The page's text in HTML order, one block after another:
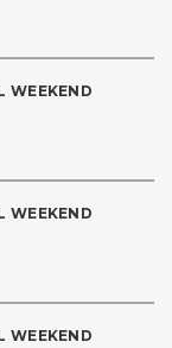
WEEKEND
WEEKEND
WEEKEND